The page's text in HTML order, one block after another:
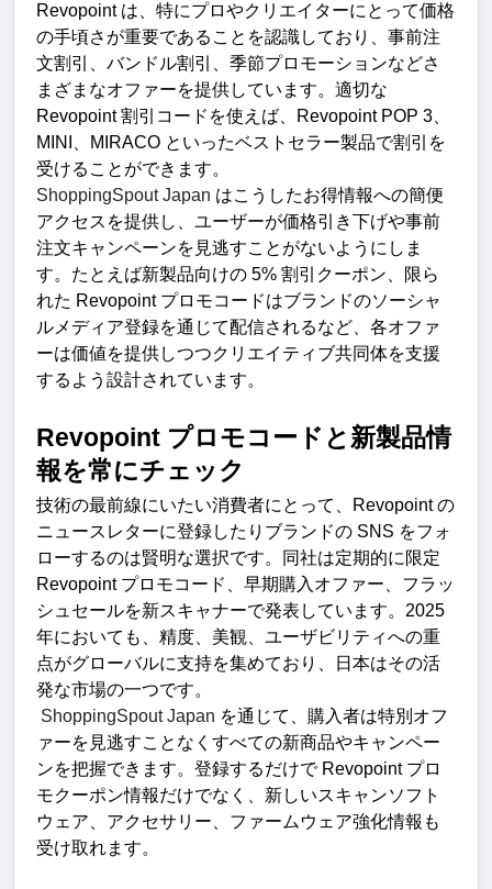
Revopoint は、特にプロやクリエイターにとって価格
の手頃さが重要であることを認識しており、事前注
文割引、バンドル割引、季節プロモーションなどさ
まざまなオファーを提供しています。適切な
Revopoint 割引コードを使えば、 Revopoint POP 3
MINI
MIRACO といったベストセラー製品で割引を
受けることができます。
ShoppingSpout Japan はこうしたお得情報への簡便
アクセスを提供し、ユーザーが価格引き下げや事前
注文キャンペーンを見逃すことがないようにしま
す。たとえば新製品向けの 5% 割引クーポン、限ら
れた Revopoint プロモコードはブランドのソーシャ
ルメディア登録を通じて配信されるなど、各オファ
ーは価値を提供しつつクリエイティブ共同体を支援
するよう設計されています。
Revopoint プロモコードと新製品情
報を常にチェック
技術の最前線にいたい消費者にとって、 Revopoint の
ニュースレターに登録したりブランドの SNS をフォ
ローするのは賢明な選択です。同社は定期的に限定
Revopoint プロモコード、早期購入オファー、フラッ
シュセールを新スキャナーで発表しています。
年においても、精度、美観、ユーザビリティへの重
点がグローバルに支持を集めており、日本はその活
発な市場の一つです。
ShoppingSpout Japan を通じて、購入者は特別オフ
ァーを見逃すことなくすべての新商品やキャンペー
ンを把握できます。登録するだけで Revopoint プロ
モクーポン情報だけでなく、新しいスキャンソフト
ウェア、アクセサリー、ファームウェア強化情報も
受け取れます。